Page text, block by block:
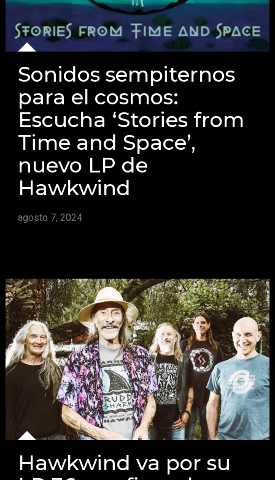
Sonidos sempiternos
para el cosmos:
Escucha ‘Stories from
Time and Space’,
nuevo LP de
Hawkwind
agosto 7, 2024
Hawkwind va por su